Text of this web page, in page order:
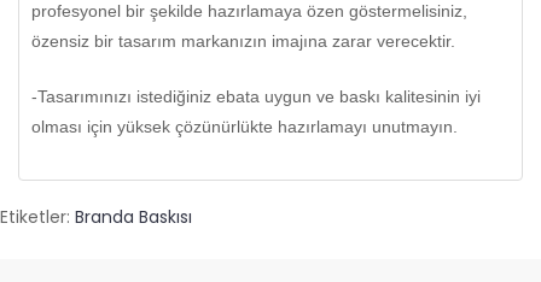
profesyonel bir şekilde hazırlamaya özen göstermelisiniz,
özensiz bir tasarım markanızın imajına zarar verecektir.
-Tasarımınızı istediğiniz ebata uygun ve baskı kalitesinin iyi
olması için yüksek çözünürlükte hazırlamayı unutmayın.
Etiketler: Branda Baskısı